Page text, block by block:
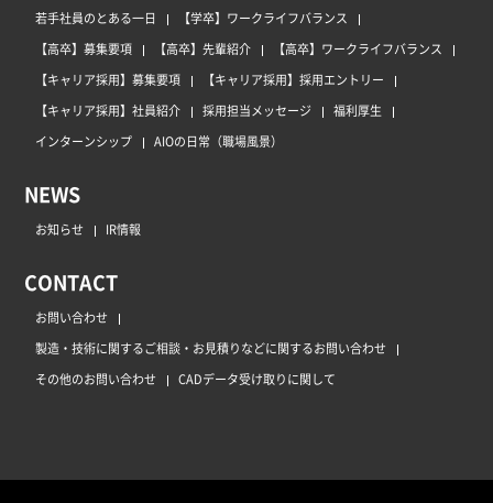
若手社員のとある一日
【学卒】ワークライフバランス
【高卒】募集要項
【高卒】先輩紹介
【高卒】ワークライフバランス
【キャリア採用】募集要項
【キャリア採用】採用エントリー
【キャリア採用】社員紹介
採用担当メッセージ
福利厚生
インターンシップ
AIOの日常（職場風景）
NEWS
お知らせ IR情報
CONTACT
お問い合わせ
製造・技術に関するご相談・お見積りなどに関するお問い合わせ
その他のお問い合わせ
CADデータ受け取りに関して